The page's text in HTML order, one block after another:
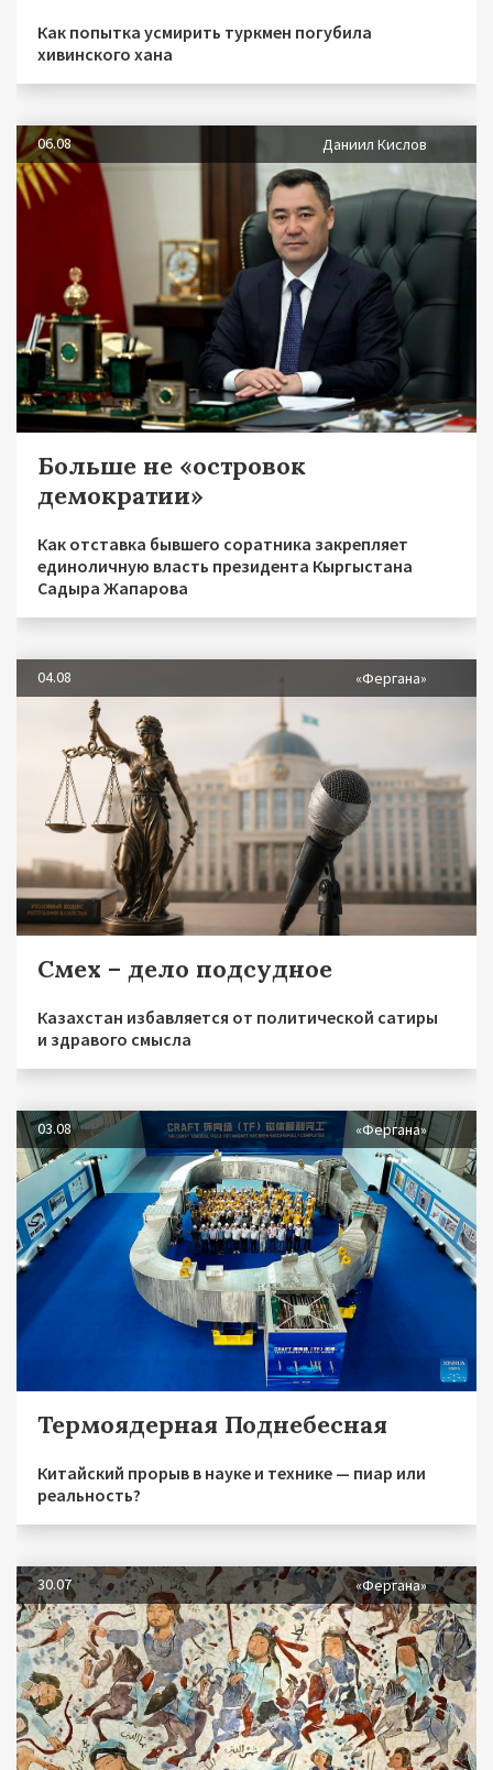
Как попытка усмирить туркмен погубила
хивинского хана
06.08 Даниил Кислов
Больше не «островок
демократии»
Как отставка бывшего соратника закрепляет
единоличную власть президента Кыргыстана
Садыра Жапарова
04.08 «Фергана»
Смех – дело подсудное
Казахстан избавляется от политической сатиры
и здравого смысла
03.08 «Фергана»
Термоядерная Поднебесная
Китайский прорыв в науке и технике — пиар или
реальность?
30.07 «Фергана»